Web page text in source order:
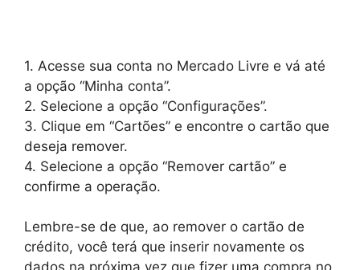
1. Acesse sua conta no Mercado Livre e vá até
a opção “Minha conta”.
2. Selecione a opção “Configurações”.
3. Clique em “Cartões” e encontre o cartão que
deseja remover.
4. Selecione a opção “Remover cartão” e
confirme a operação.
Lembre-se de que, ao remover o cartão de
crédito, você terá que inserir novamente os